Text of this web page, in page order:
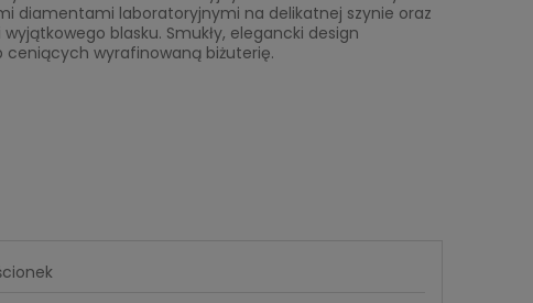
diamentami laboratoryjnymi na delikatnej szynie oraz
blasku. Smukły, elegancki design
ceniących wyrafinowaną biżuterię.